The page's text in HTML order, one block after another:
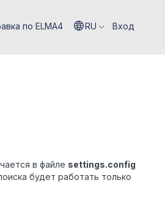
по ELMA4 RU Вход
в файле settings.config
будет работать только